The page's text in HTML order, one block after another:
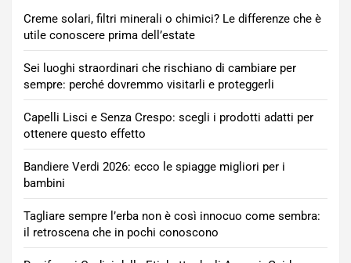
Creme solari, filtri minerali o chimici? Le differenze che è
utile conoscere prima dell’estate
Sei luoghi straordinari che rischiano di cambiare per
sempre: perché dovremmo visitarli e proteggerli
Capelli Lisci e Senza Crespo: scegli i prodotti adatti per
ottenere questo effetto
Bandiere Verdi 2026: ecco le spiagge migliori per i
bambini
Tagliare sempre l’erba non è così innocuo come sembra:
il retroscena che in pochi conoscono